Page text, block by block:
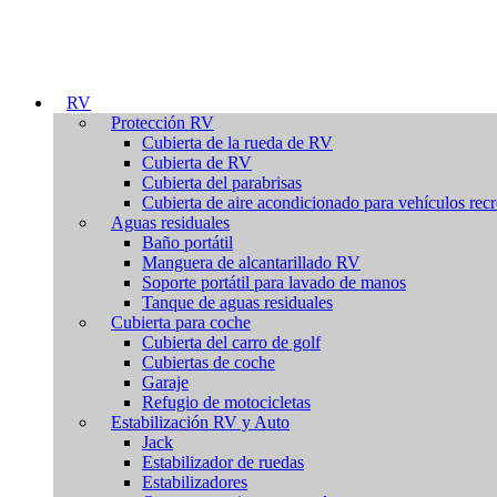
RV
Protección RV
Cubierta de la rueda de RV
Cubierta de RV
Cubierta del parabrisas
Cubierta de aire acondicionado para vehículos
Aguas residuales
Baño portátil
Manguera de alcantarillado RV
Soporte portátil para lavado de manos
Tanque de aguas residuales
Cubierta para coche
Cubierta del carro de golf
Cubiertas de coche
Garaje
Refugio de motocicletas
Estabilización RV y Auto
Jack
Estabilizador de ruedas
Estabilizadores